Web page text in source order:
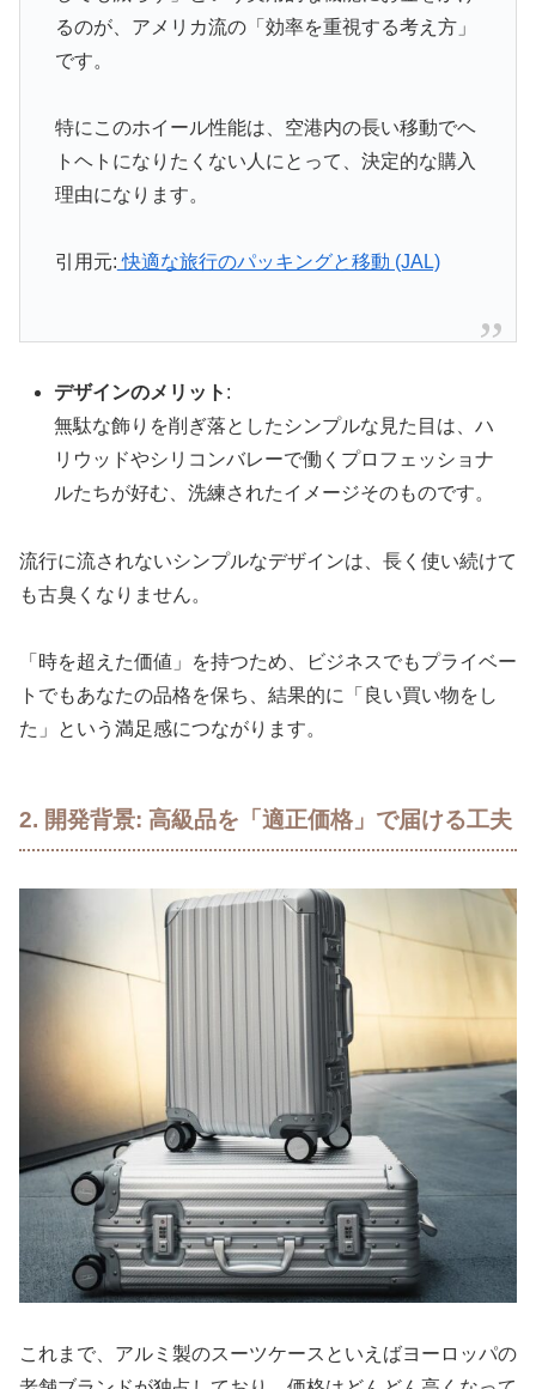
るのが、アメリカ流の「効率を重視する考え方」
です。
特にこのホイール性能は、空港内の長い移動でヘ
トヘトになりたくない人にとって、決定的な購入
理由になります。
引用元: 快適な旅行のパッキングと移動 (JAL)
デザインのメリット :
無駄な飾りを削ぎ落としたシンプルな見た目は、ハ
リウッドやシリコンバレーで働くプロフェッショナ
ルたちが好む、洗練されたイメージそのものです。
流行に流されないシンプルなデザインは、長く使い続けて
も古臭くなりません。
「時を超えた価値」を持つため、ビジネスでもプライベー
トでもあなたの品格を保ち、結果的に「良い買い物をし
た」という満足感につながります。
2. 開発背景: 高級品を「適正価格」で届ける工夫
これまで、アルミ製のスーツケースといえばヨーロッパの